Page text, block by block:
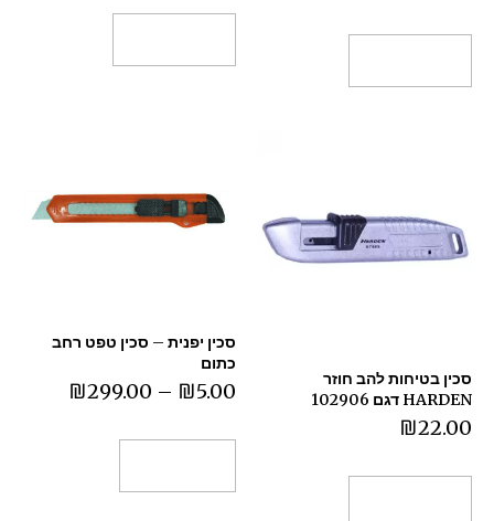
סכין בטיחות להב חוזר
HARDEN דגם 102906
₪22.00
סכין יפנית – סכין טפט רחב
כתום
₪5.00
–
₪299.00